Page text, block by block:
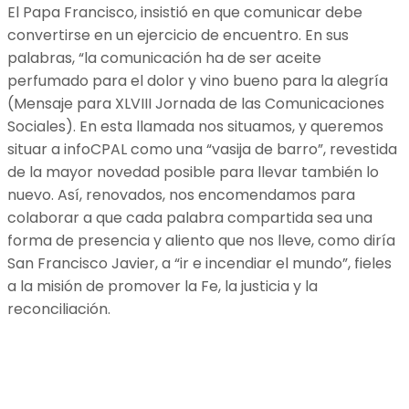
El Papa Francisco, insistió en que comunicar debe
convertirse en un ejercicio de encuentro. En sus
palabras, “la comunicación ha de ser aceite
perfumado para el dolor y vino bueno para la alegría
(Mensaje para XLVIII Jornada de las Comunicaciones
Sociales). En esta llamada nos situamos, y queremos
situar a infoCPAL como una “vasija de barro”, revestida
de la mayor novedad posible para llevar también lo
nuevo. Así, renovados, nos encomendamos para
colaborar a que cada palabra compartida sea una
forma de presencia y aliento que nos lleve, como diría
San Francisco Javier, a “ir e incendiar el mundo”, fieles
a la misión de promover la Fe, la justicia y la
reconciliación.